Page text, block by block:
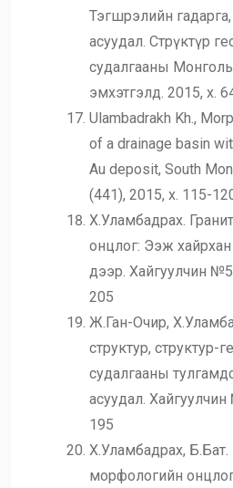
Тэгшрэлийн
асуудал. Стрүктүр
судалгааны
эмхэтгэлд. 2015, х.
Ulambadrakh Kh.,
of a drainage basin
Au deposit, South
(441), 2015, х. 115-
Х.Уламбадрах.
онцлог: Ээж
дээр. Хайгуулчин
205
Ж.Ган-Очир,
структур, структур-
судалгааны
асуудал.
195
Х.Уламбадрах, Б.Бат.
морфологийн онцлог